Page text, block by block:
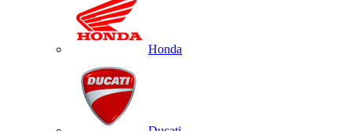
Honda